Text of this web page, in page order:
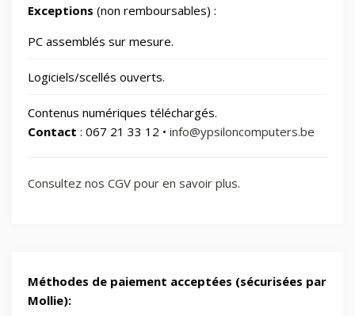
Vélos & Trottinettes
Exceptions (non remboursables) :
PC assemblés sur mesure.
Logiciels/scellés ouverts.
Contenus numériques téléchargés.
Contact : 067 21 33 12 • info@ypsiloncomputers.be
Consultez nos CGV pour en savoir plus.
Méthodes de paiement acceptées (sécurisées par
Mollie):